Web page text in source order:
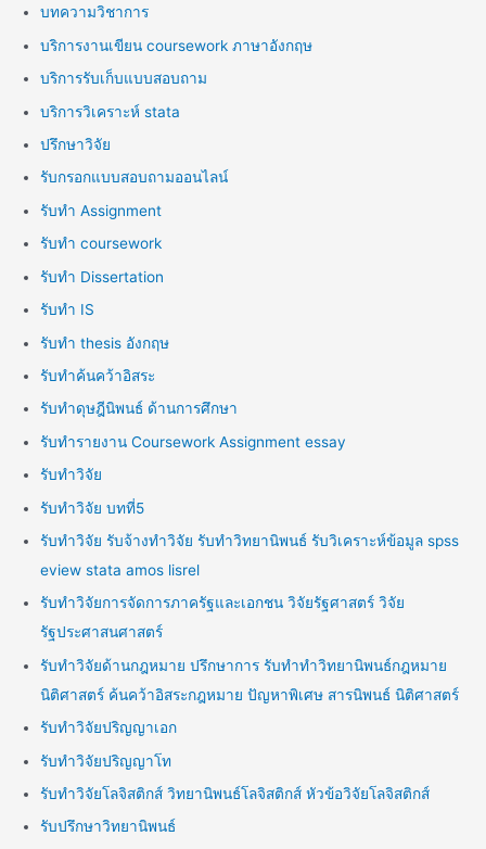
บทความวิชาการ
บริการงานเขียน coursework ภาษาอังกฤษ
บริการรับเก็บแบบสอบถาม
บริการวิเคราะห์ stata
ปรึกษาวิจัย
รับกรอกแบบสอบถามออนไลน์
รับทำ Assignment
รับทำ coursework
รับทำ Dissertation
รับทำ IS
รับทำ thesis อังกฤษ
รับทำค้นคว้าอิสระ
รับทำดุษฎีนิพนธ์ ด้านการศึกษา
รับทำรายงาน Coursework Assignment essay
รับทำวิจัย
รับทำวิจัย บทที่5
รับทำวิจัย รับจ้างทำวิจัย รับทำวิทยานิพนธ์ รับวิเคราะห์ข้อมูล spss
eview stata amos lisrel
รับทำวิจัยการจัดการภาครัฐและเอกชน วิจัยรัฐศาสตร์ วิจัย
รัฐประศาสนศาสตร์
รับทำวิจัยด้านกฎหมาย ปรึกษาการ รับทำทำวิทยานิพนธ์กฎหมาย
นิติศาสตร์ ค้นคว้าอิสระกฎหมาย ปัญหาพิเศษ สารนิพนธ์ นิติศาสตร์
รับทำวิจัยปริญญาเอก
รับทำวิจัยปริญญาโท
รับทำวิจัยโลจิสติกส์ วิทยานิพนธ์โลจิสติกส์ หัวข้อวิจัยโลจิสติกส์
รับปรึกษาวิทยานิพนธ์